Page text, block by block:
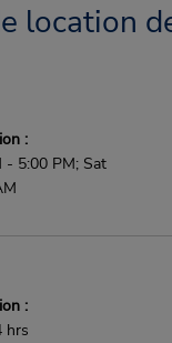
location
:
- 5:00 PM; Sat
:
hrs